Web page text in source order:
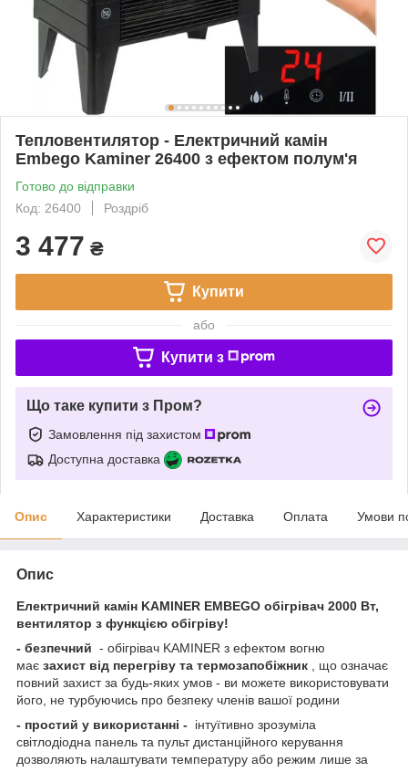
Тепловентилятор - Електричний камін
Embego Kaminer 26400 з ефектом полум'я
Готово до відправки
Код: 26400
Роздріб
3 477 ₴
Купити
або
Купити з
Що таке купити з Пром?
Замовлення під захистом
Доступна доставка
Опис Характеристики Доставка Оплата Умови
Опис
Електричний камін KAMINER EMBEGO обігрівач 2000 Вт,
вентилятор з функцією обігріву!
- безпечний - обігрівач KAMINER з ефектом вогню
має захист від перегріву та термозапобіжник , що означає
повний захист за будь-яких умов - ви можете використовувати
його, не турбуючись про безпеку членів вашої родини
- простий у використанні -
інтуїтивно зрозуміла
світлодіодна панель та пульт дистанційного керування
дозволяють налаштувати температуру або режим лише за